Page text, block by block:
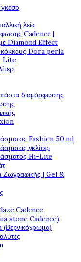
λεία
Cadence |
Diamond Effect
Dora perla
Lite
διαμόρφωσης
Fashion 50 ml
γκλίτερ
Hi-Lite
Ζωγραφικής | Gel &
Cadence
stone Cadence)